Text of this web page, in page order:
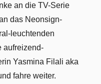
an die TV-Serie
das Neonsign-
leuchtenden
aufreizend-
Yasmina Filali aka
fahre weiter.